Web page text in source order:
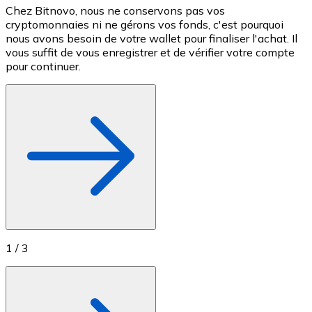
Achetez des cartes-cadeaux de vos marques
Aller à la boutique de cartes-cadeaux
Chez Bitnovo, nous ne conservons pas vos
cryptomonnaies ni ne gérons vos fonds, c'est pourquoi
nous avons besoin de votre wallet pour finaliser l'achat. Il
vous suffit de vous enregistrer et de vérifier votre compte
pour continuer.
1 / 3